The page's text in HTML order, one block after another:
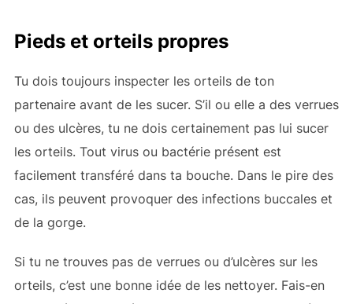
Pieds et orteils propres
Tu dois toujours inspecter les orteils de ton
partenaire avant de les sucer. S’il ou elle a des verrues
ou des ulcères, tu ne dois certainement pas lui sucer
les orteils. Tout virus ou bactérie présent est
facilement transféré dans ta bouche. Dans le pire des
cas, ils peuvent provoquer des infections buccales et
de la gorge.
Si tu ne trouves pas de verrues ou d’ulcères sur les
orteils, c’est une bonne idée de les nettoyer. Fais-en